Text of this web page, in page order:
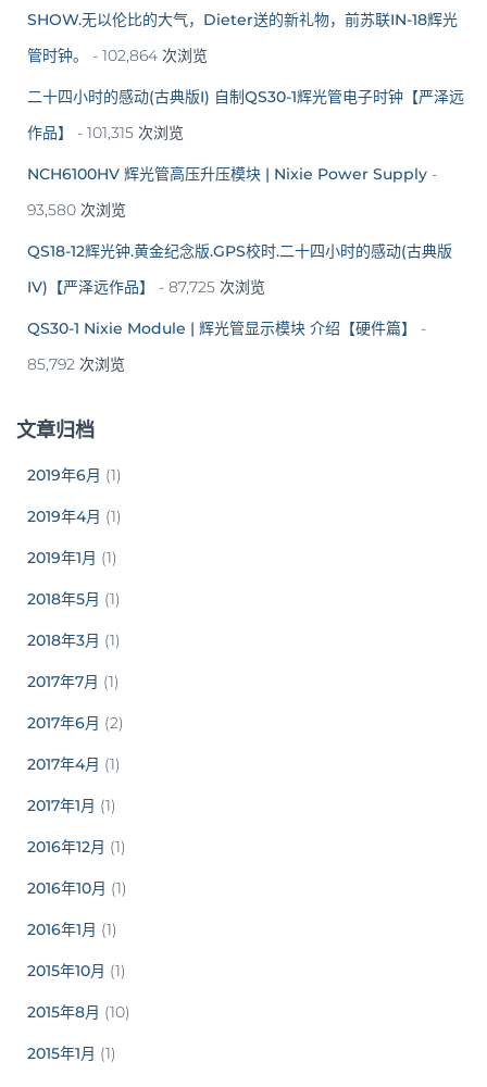
SHOW.无以伦比的大气，Dieter送的新礼物，前苏联IN-18辉光
管时钟。
- 102,864 次浏览
二十四小时的感动(古典版I) 自制QS30-1辉光管电子时钟【严泽远
作品】
- 101,315 次浏览
NCH6100HV 辉光管高压升压模块 | Nixie Power Supply -
93,580 次浏览
QS18-12辉光钟.黄金纪念版.GPS校时.二十四小时的感动(古典版
IV)【严泽远作品】
- 87,725 次浏览
QS30-1 Nixie Module | 辉光管显示模块 介绍【硬件篇】
-
85,792 次浏览
文章归档
2019年6月 (1)
2019年4月 (1)
2019年1月 (1)
2018年5月 (1)
2018年3月 (1)
2017年7月 (1)
2017年6月 (2)
2017年4月 (1)
2017年1月 (1)
2016年12月 (1)
2016年10月 (1)
2016年1月 (1)
2015年10月 (1)
2015年8月 (10)
2015年1月 (1)